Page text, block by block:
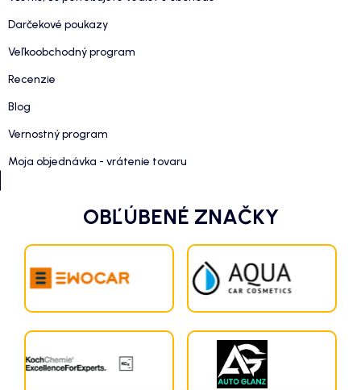
Darčekové poukazy
Veľkoobchodný program
Recenzie
Blog
Vernostný program
Moja objednávka - vrátenie tovaru
OBĽÚBENÉ ZNAČKY